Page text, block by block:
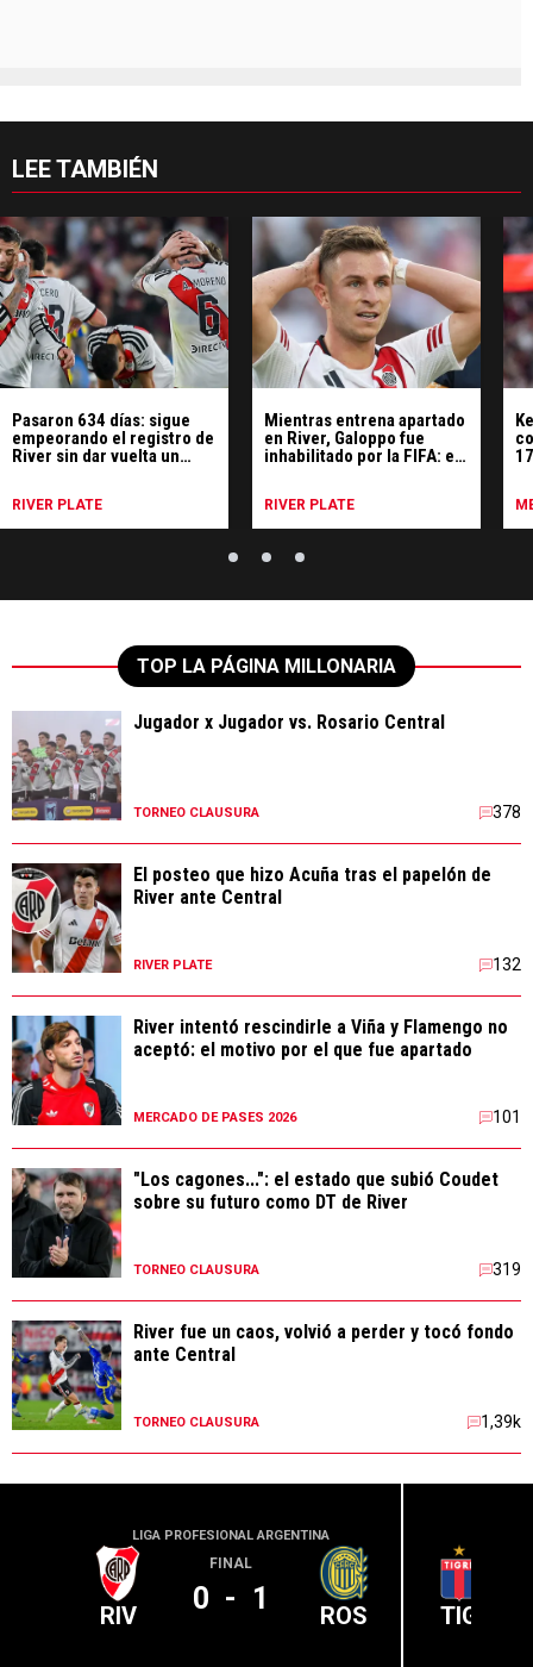
LEE TAMBIÉN
Pasaron 634 días: sigue
empeorando el registro de
River sin dar vuelta un
RIVER PLATE
Mientras entrena apartado
en River, Galoppo fue
inhabilitado por la FIFA: el
RIVER PLATE
TOP LA PÁGINA MILLONARIA
Jugador x Jugador vs. Rosario Central
TORNEO CLAUSURA 378
El posteo que hizo Acuña tras el papelón de
River ante Central
RIVER PLATE 132
River intentó rescindirle a Viña y Flamengo no
aceptó: el motivo por el que fue apartado
MERCADO DE PASES 2026 101
"Los cagones...": el estado que subió Coudet
sobre su futuro como DT de River
TORNEO CLAUSURA 319
River fue un caos, volvió a perder y tocó fondo
ante Central
TORNEO CLAUSURA 1,39k
LIGA PROFESIONAL ARGENTINA
RIV
FINAL
0 - 1 ROS TIG